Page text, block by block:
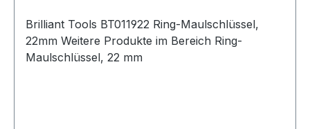
Brilliant Tools BT011922 Ring-Maulschlüssel,
22mm Weitere Produkte im Bereich Ring-
Maulschlüssel, 22 mm